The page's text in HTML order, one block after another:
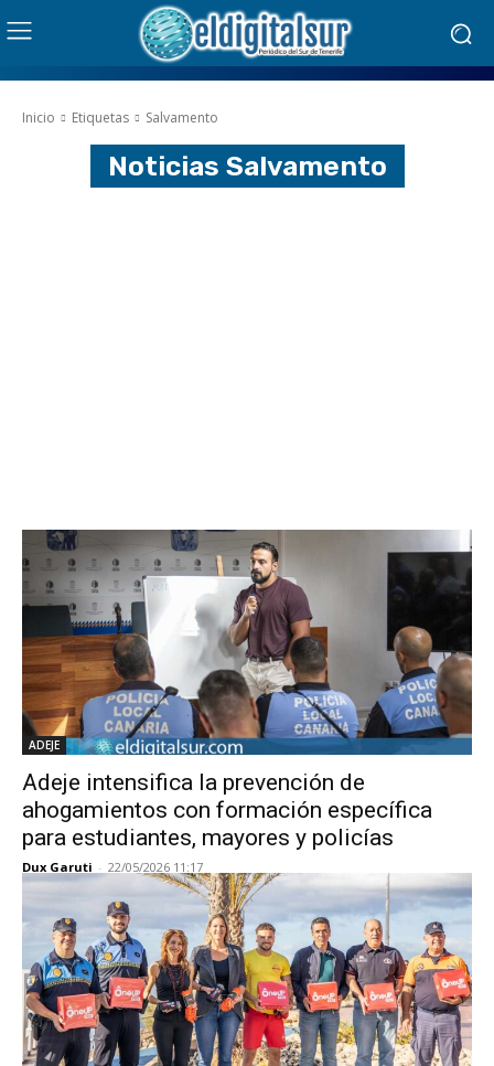
Inicio Etiquetas Salvamento
Noticias Salvamento
ADEJE
Adeje intensifica la prevención de
ahogamientos con formación específica
para estudiantes, mayores y policías
Dux Garuti - 22/05/2026 11:17